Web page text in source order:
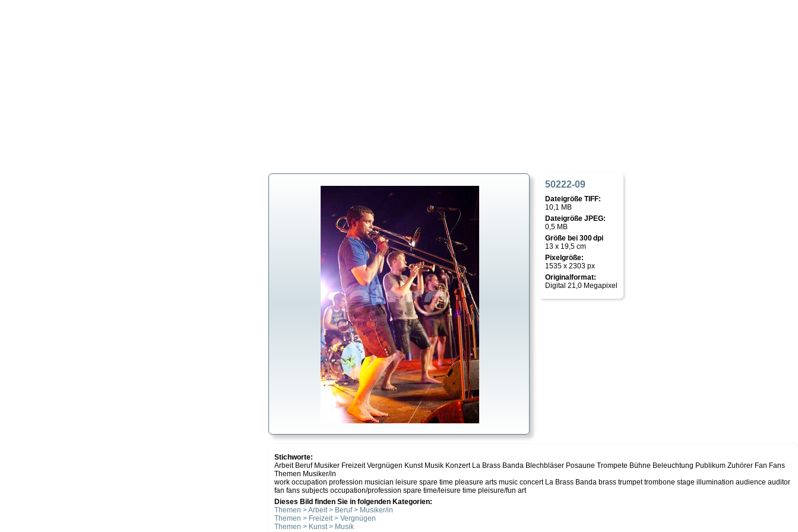
50222-09
Dateigröße TIFF:
10,1 MB
Dateigröße JPEG:
0,5 MB
Größe bei 300 dpi
13 x 19,5 cm
Pixelgröße:
1535 x 2303 px
Originalformat:
Digital 21,0 Megapixel
Stichworte:
Arbeit Beruf Musiker Freizeit Vergnügen Kunst Musik Konzert La Brass Banda Blechbläser Posaune Trompete Bühne Beleuchtung Publikum Zuhörer Fan Fans
Themen Musiker/in
work occupation profession musician leisure spare time pleasure arts music concert La Brass Banda brass trumpet trombone stage illumination audience auditor
fan fans subjects occupation/profession spare time/leisure time pleisure/fun art
Dieses Bild finden Sie in folgenden Kategorien:
Themen > Arbeit > Beruf > Musiker/in
Themen > Freizeit > Vergnügen
Themen > Kunst > Musik